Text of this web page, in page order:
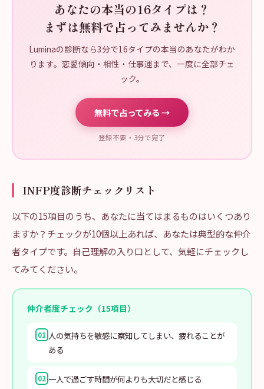
あなたの本当の16タイプは？
まずは無料で占ってみませんか？
Luminaの診断なら3分で16タイプの本当のあなたがわか
ります。恋愛傾向・相性・仕事運まで、一度に全部チェ
ック。
無料で占ってみる →
登録不要・3分で完了
INFP度診断チェックリスト
以下の15項目のうち、あなたに当てはまるものはいくつあり
ますか？チェックが10個以上あれば、あなたは典型的な仲介
者タイプです。自己理解の入り口として、気軽にチェックし
てみてください。
仲介者度チェック（15項目）
01 人の気持ちを敏感に察知してしまい、疲れることが
ある
02 一人で過ごす時間が何よりも大切だと感じる